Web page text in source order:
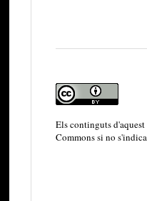
Els continguts
Commonssi no